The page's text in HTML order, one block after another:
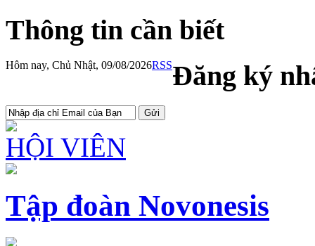
Thông tin cần biết
Hôm nay, Chủ Nhật, 09/08/2026RSSĐăng ký
HỘI VIÊN
Tập đoàn Novonesis